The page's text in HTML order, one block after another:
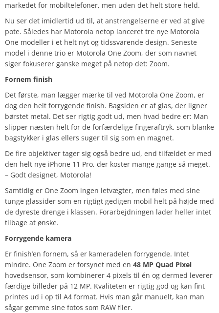
markedet for mobiltelefoner, men uden det helt store held.
Nu ser det imidlertid ud til, at anstrengelserne er ved at give
pote. Således har Motorola netop lanceret tre nye Motorola
One modeller i et helt nyt og tidssvarende design. Seneste
model i denne trio er Motorola One Zoom, der som navnet
siger fokuserer ganske meget på netop det: Zoom.
Fornem finish
Det første, man lægger mærke til ved Motorola One Zoom, er
dog den helt forrygende finish. Bagsiden er af glas, der ligner
børstet metal. Det ser rigtig godt ud, men hvad bedre er: Man
slipper næsten helt for de forfærdelige fingeraftryk, som blanke
bagstykker i glas ellers suger til sig som en magnet.
De fire objektiver tager sig også bedre ud, end tilfældet er med
den helt nye iPhone 11 Pro, der koster mange gange så meget.
– Godt designet, Motorola!
Samtidig er One Zoom ingen letvægter, men føles med sine
tunge glassider som en rigtigt gedigen mobil helt på højde med
de dyreste drenge i klassen. Forarbejdningen lader heller intet
tilbage at ønske.
Forrygende kamera
Er finish’en fornem, så er kameradelen forrygende. Intet
mindre. One Zoom er forsynet med en 48 MP Quad Pixel
hovedsensor, som kombinerer 4 pixels til én og dermed leverer
færdige billeder på 12 MP. Kvaliteten er rigtig god og kan fint
printes ud i op til A4 format. Hvis man går manuelt, kan man
sågar gemme sine fotos som RAW filer.